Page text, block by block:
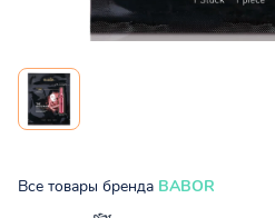
Все товары бренда BABOR